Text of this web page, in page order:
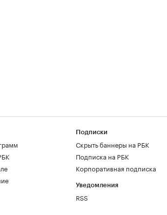
Подписки
Скрыть баннеры на РБК
Подписка на РБК
Корпоративная подписка
Уведомления
RSS